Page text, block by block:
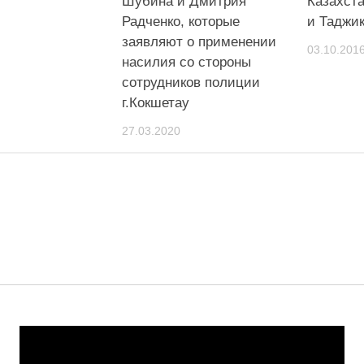
Радченко, которые
заявляют о применении
насилия со стороны
сотрудников полиции
г.Кокшетау
27.03.2020
и